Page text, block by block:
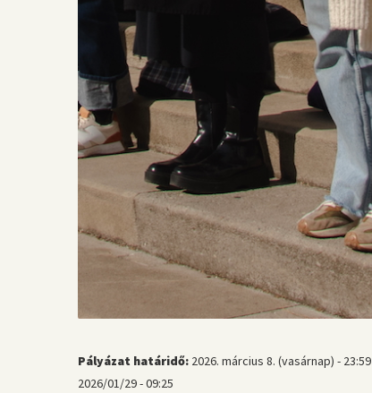
Pályázat határidő: 2026. március 8. (vasárnap) - 23:59
2026/01/29 - 09:25